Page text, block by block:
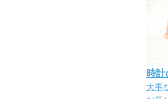
時
大事